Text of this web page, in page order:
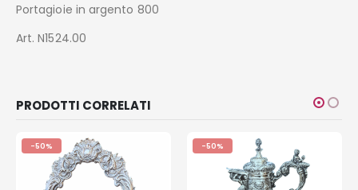
Portagioie in argento 800
Art. N1524.00
PRODOTTI CORRELATI
-50% -50%